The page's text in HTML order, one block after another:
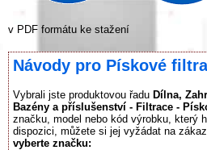
v PDF formátu ke stažení
Návody pro Pískové
Vybrali jste produktovou řadu Dílna,
Bazény a příslušenství - Filtrace -
značku, model nebo kód výrobku, který
dispozici, můžete si jej vyžádat na
vyberte značku: